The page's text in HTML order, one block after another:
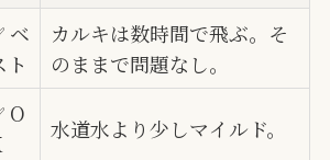
ベ
ト
カルキは数時間で飛ぶ。そ
のままで問題なし。
O
水道水より少しマイルド。